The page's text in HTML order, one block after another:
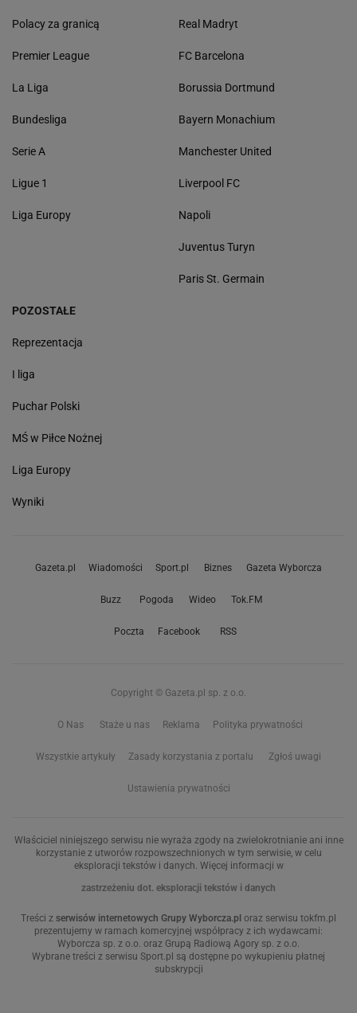
Polacy za granicą
Premier League
La Liga
Bundesliga
Serie A
Ligue 1
Liga Europy
Real Madryt
FC Barcelona
Borussia Dortmund
Bayern Monachium
Manchester United
Liverpool FC
Napoli
Juventus Turyn
Paris St. Germain
POZOSTAŁE
Reprezentacja
I liga
Puchar Polski
MŚ w Piłce Nożnej
Liga Europy
Wyniki
Gazeta.pl Wiadomości Sport.pl Biznes Gazeta Wyborcza
Buzz Pogoda Wideo Tok.FM
Poczta Facebook RSS
Copyright © Gazeta.pl sp. z o.o.
O Nas Staże u nas Reklama Polityka prywatności
Wszystkie artykuły Zasady korzystania z portalu Zgłoś uwagi
Ustawienia prywatności
Właściciel niniejszego serwisu nie wyraża zgody na zwielokrotnianie ani inne
korzystanie z utworów rozpowszechnionych w tym serwisie, w celu
eksploracji tekstów i danych. Więcej informacji w
zastrzeżeniu dot. eksploracji tekstów i danych
Treści z serwisów internetowych Grupy Wyborcza.pl oraz serwisu tokfm.pl
prezentujemy w ramach komercyjnej współpracy z ich wydawcami:
Wyborcza sp. z o.o. oraz Grupą Radiową Agory sp. z o.o.
Wybrane treści z serwisu Sport.pl są dostępne po wykupieniu płatnej
subskrypcji